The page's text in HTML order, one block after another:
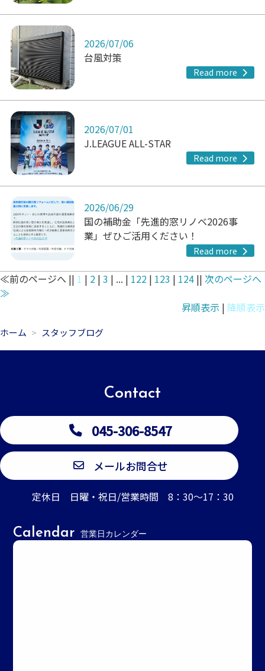
2026/07/06
台風対策
Read more
2026/07/01
J.LEAGUE ALL-STAR
Read more
2026/06/29
国の補助金「先進的窓リノベ2026事
業」ぜひご活用ください！
Read more
≪前のページへ || 1 | 2 | 3 | ... | 122 | 123 | 124 || 次のページへ
≫
昇順表示 | 降順表示
ホーム スタッフブログ
Contact
045-306-8547
メールお問合せ
定休日 日曜・祝日/営業時間 8：30～17：30
Calendar 営業日カレンダー